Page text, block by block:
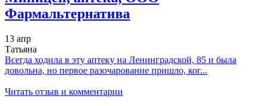
Фармальтернатива
13 апр
Татьяна
Всегда ходила в эту аптеку на Ленинградской, 85 и была
довольна, но первое разочарование пришло, ког...
Читать отзыв и комментарии